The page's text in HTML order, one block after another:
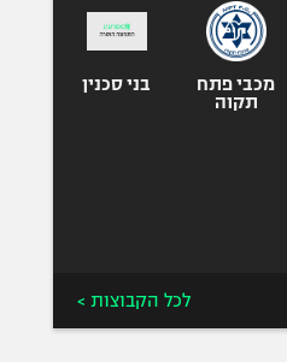
בייסבול MLB
ספורט אתגרי
אומנויות לחימה
מכבי פתח
תקוה
בני סכנין
לכל הקבוצות >